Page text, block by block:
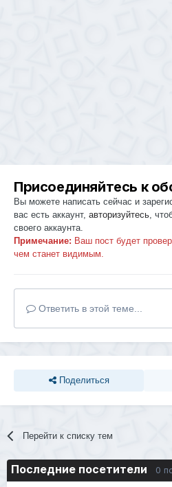
Присоединяйтесь к
Вы можете написать сейчас и
вас есть аккаунт, авторизуйтесь ,
своего аккаунта.
Примечание: Ваш пост будет
чем станет видимым.
Ответить в этой теме...
Поделиться
Перейти к списку тем
Последние посетители 0